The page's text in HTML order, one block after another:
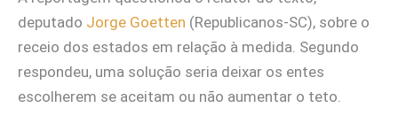
deputado Jorge Goetten (Republicanos-SC), sobre o
receio dos estados em relação à medida. Segundo
respondeu, uma solução seria deixar os entes
escolherem se aceitam ou não aumentar o teto.